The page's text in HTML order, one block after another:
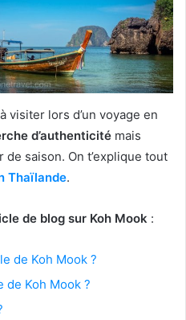
visiter lors d’un voyage en
d’authenticité mais
saison. On t’explique tout
Thaïlande.
de blog sur Koh Mook :
de Koh Mook ?
de Koh Mook ?